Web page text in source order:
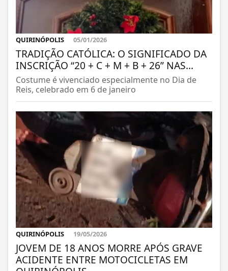
QUIRINÓPOLIS 05/01/2026
TRADIÇÃO CATÓLICA: O SIGNIFICADO DA
INSCRIÇÃO “20 + C + M + B + 26” NAS...
Costume é vivenciado especialmente no Dia de
Reis, celebrado em 6 de janeiro
QUIRINÓPOLIS 19/05/2026
JOVEM DE 18 ANOS MORRE APÓS GRAVE
ACIDENTE ENTRE MOTOCICLETAS EM